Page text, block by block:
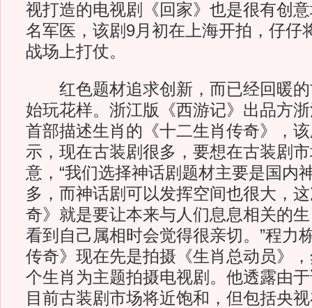
视打造的电视剧《回家》也是很有创
名军医，该剧9月初在上海开拍，仔仔
战场上打仗。
红色题材追求创新，而已经回暖的
始玩花样。浙江版《西游记》出品方
首部描述生肖的《十二生肖传奇》，
示，现在古装剧很多，要想在古装剧市
意，“我们选择神话剧题材主要是国内
多，而神话剧可以发挥空间也很大，
奇》就是要让本来与人们息息相关的
看到自己属相时会觉得很亲切。”程力
传奇》现在先是拍摄《生肖总动员》
个生肖为主题拍摄电视剧。他透露由
目前古装剧市场将近饱和，但包括央